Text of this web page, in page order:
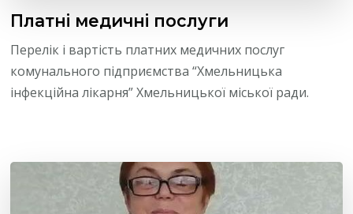
Платні медичні послуги
Перелік і вартість платних медичних послуг
комунального підприємства “Хмельницька
інфекційна лікарня” Хмельницької міської ради.